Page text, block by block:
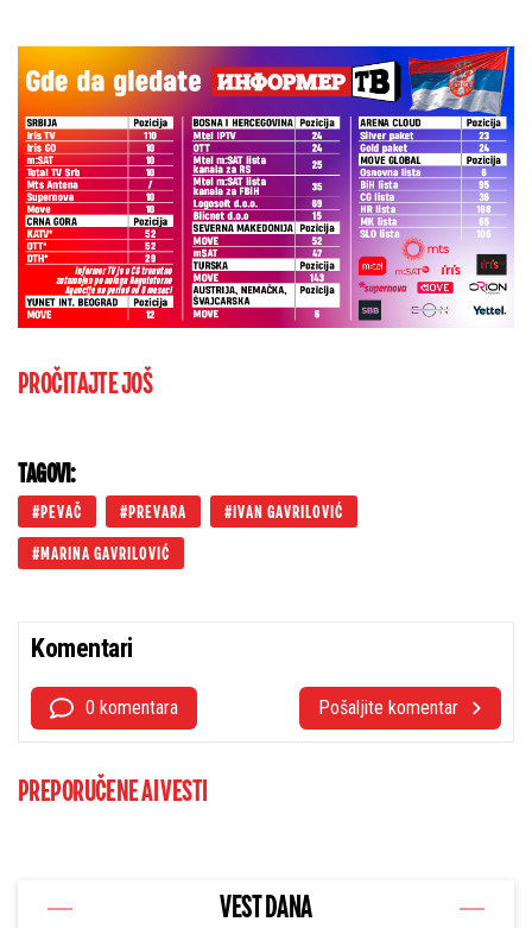
PROČITAJTE JOŠ
TAGOVI:
PEVAČ PREVARA IVAN GAVRILOVIĆ
MARINA GAVRILOVIĆ
Komentari
0 komentara Pošaljite komentar
PREPORUČENE AI VESTI
VEST DANA